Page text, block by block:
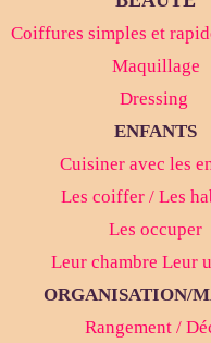
Coiffures simples et
Maquillage
Dressing
ENFANTS
Cuisiner avec les
Les coiffer / Les
Les occuper
Leur chambre Leur
ORGANISATION/
Rangement /